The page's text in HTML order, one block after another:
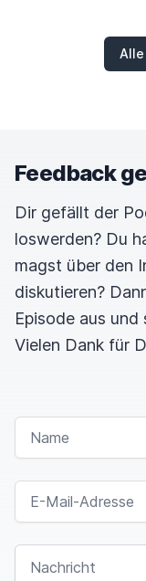
Alle
Feedback
Dir gefällt der
loswerden? Du
magst über den
diskutieren?
Episode aus
Vielen Dank für
NAME
E-MAIL-ADRESSE
NACHRICHT